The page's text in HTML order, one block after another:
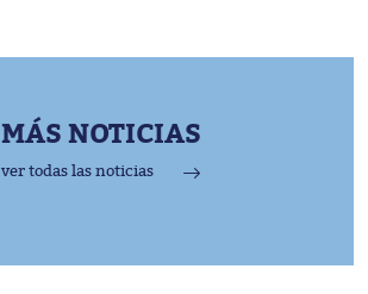
MÁS NOTICIAS
ver todas las noticias